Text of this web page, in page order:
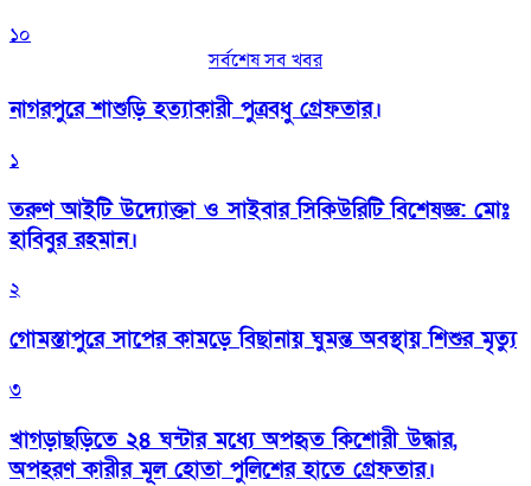
১০
সর্বশেষ সব খবর
নাগরপুরে শাশুড়ি হত্যাকারী পুত্রবধু গ্রেফতার।
১
তরুণ আইটি উদ্যোক্তা ও সাইবার সিকিউরিটি বিশেষজ্ঞ: মোঃ
হাবিবুর রহমান।
২
গোমস্তাপুরে সাপের কামড়ে বিছানায় ঘুমন্ত অবস্থায় শিশুর মৃত্যু
৩
খাগড়াছড়িতে ২৪ ঘন্টার মধ্যে অপহৃত কিশোরী উদ্ধার,
অপহরণ কারীর মূল হোতা পুলিশের হাতে গ্রেফতার।